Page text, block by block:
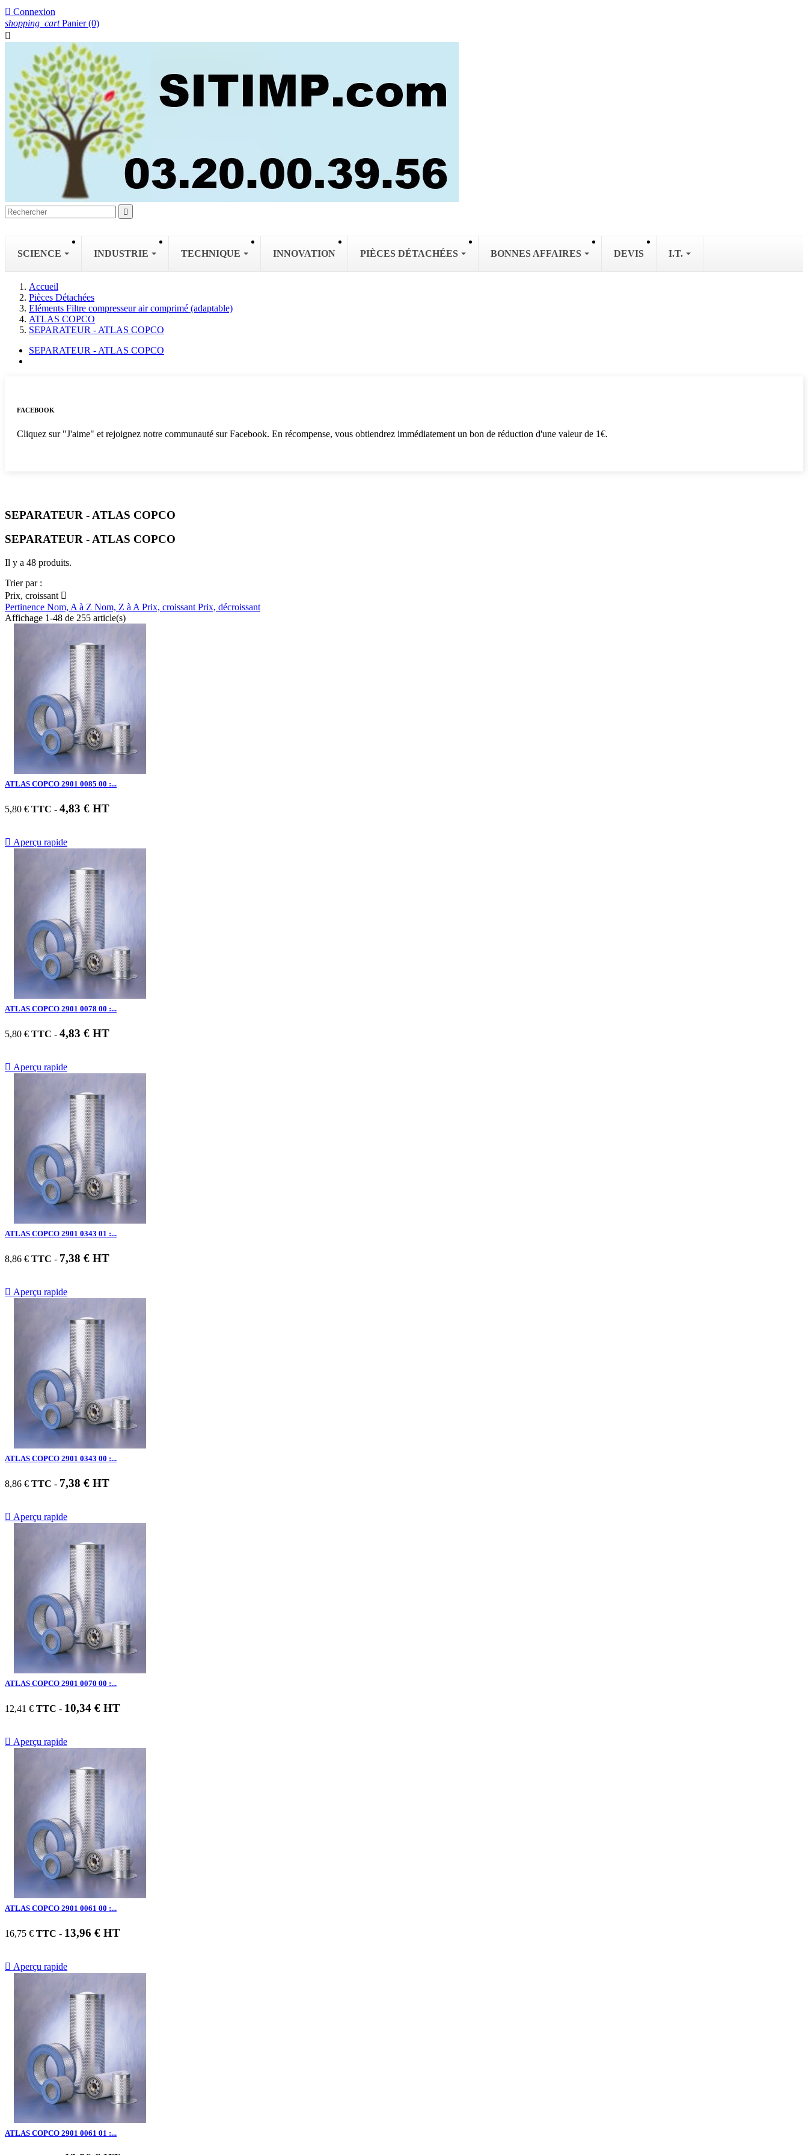
 Connexion
shopping_cart Panier (0)


SCIENCE INDUSTRIE TECHNIQUE INNOVATION PIÈCES DÉTACHÉES BONNES AFFAIRES DEVIS I.T.
Accueil
Pièces Détachées
Eléments Filtre compresseur air comprimé (adaptable)
ATLAS COPCO
SEPARATEUR - ATLAS COPCO
SEPARATEUR - ATLAS COPCO
FACEBOOK
Cliquez sur "J'aime" et rejoignez notre communauté sur Facebook. En récompense, vous obtiendrez immédiatement un bon de réduction d'une valeur de 1€.
SEPARATEUR - ATLAS COPCO
SEPARATEUR - ATLAS COPCO
Il y a 48 produits.
Trier par :
Prix, croissant 
Pertinence Nom, A à Z Nom, Z à A Prix, croissant Prix, décroissant
Affichage 1-48 de 255 article(s)
ATLAS COPCO 2901 0085 00 :...
5,80 € TTC - 4,83 € HT
 Aperçu rapide
ATLAS COPCO 2901 0078 00 :...
5,80 € TTC - 4,83 € HT
 Aperçu rapide
ATLAS COPCO 2901 0343 01 :...
8,86 € TTC - 7,38 € HT
 Aperçu rapide
ATLAS COPCO 2901 0343 00 :...
8,86 € TTC - 7,38 € HT
 Aperçu rapide
ATLAS COPCO 2901 0070 00 :...
12,41 € TTC - 10,34 € HT
 Aperçu rapide
ATLAS COPCO 2901 0061 00 :...
16,75 € TTC - 13,96 € HT
 Aperçu rapide
ATLAS COPCO 2901 0061 01 :...